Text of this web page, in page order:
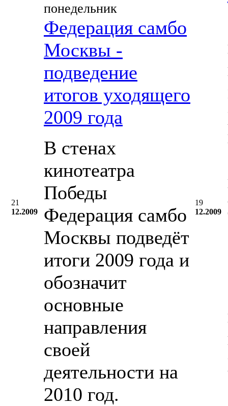
21
12.2009
понедельник
Федерация самбо
Москвы -
подведение
итогов уходящего
2009 года
В стенах
кинотеатра
Победы
Федерация самбо
Москвы подведёт
итоги 2009 года и
обозначит
основные
направления
своей
деятельности на
2010 год.
19
12.2009